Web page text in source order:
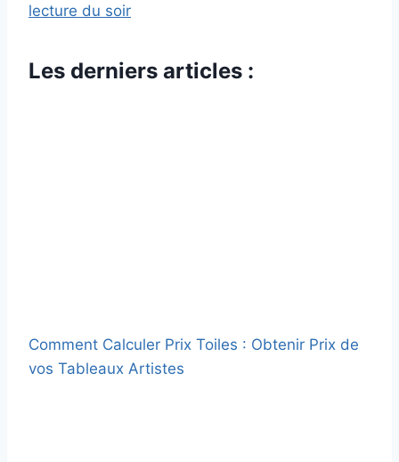
lecture du soir
Les derniers articles :
Comment Calculer Prix Toiles : Obtenir Prix de
vos Tableaux Artistes